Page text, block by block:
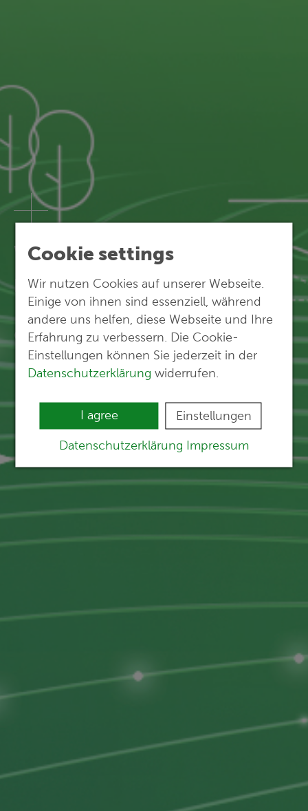
Cookie settings
Wir nutzen Cookies auf unserer Webseite.
Einige von ihnen sind essenziell, während
andere uns helfen, diese Webseite und Ihre
Erfahrung zu verbessern. Die Cookie-
Einstellungen können Sie jederzeit in der
Datenschutzerklärung widerrufen.
I agree Einstellungen
Datenschutzerklärung Impressum
We open up
new perspectives.
Our references